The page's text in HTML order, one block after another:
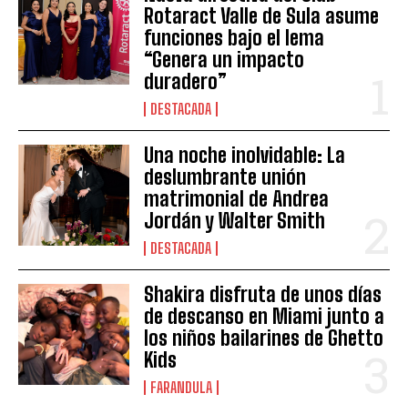
Rotaract Valle de Sula asume
funciones bajo el lema
“Genera un impacto
duradero”
DESTACADA
Una noche inolvidable: La
deslumbrante unión
matrimonial de Andrea
Jordán y Walter Smith
DESTACADA
Shakira disfruta de unos días
de descanso en Miami junto a
los niños bailarines de Ghetto
Kids
FARANDULA